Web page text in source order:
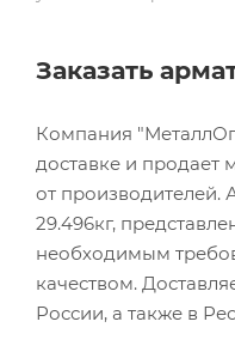
Заказать
Компания
доставке и продает
от производителей.
29.496кг,
необходимым
качеством.
России, а также в